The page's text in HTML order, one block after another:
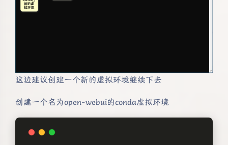
这边建议创建一个新的虚拟环境继续下去
创建一个名为open-webui的conda虚拟环境